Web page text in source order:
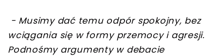
- Musimy dać temu odpór spokojny, bez
wciągania się w formy przemocy i agresji.
Podnośmy argumenty w debacie